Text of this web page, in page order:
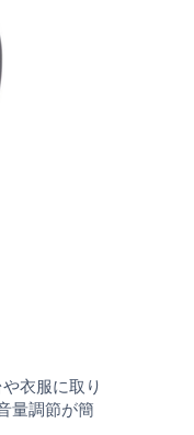
衣服に取り
量調節が簡